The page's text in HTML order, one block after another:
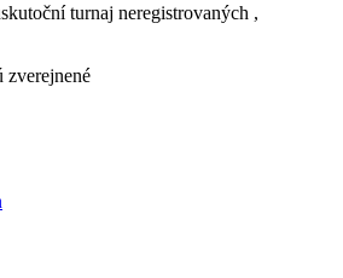
turnaj neregistrovaných ,
zverejnené